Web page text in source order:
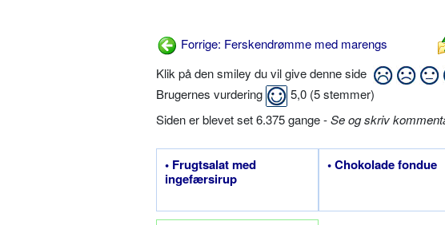
Forrige: Ferskendrømme med marengs
Klik på den smiley du vil give denne side
Brugernes vurdering
5,0 (5stemmer)
Siden er blevet set 6.375 gange -Se og skriv
• Frugtsalat med
ingefærsirup
• Chokolade fondue